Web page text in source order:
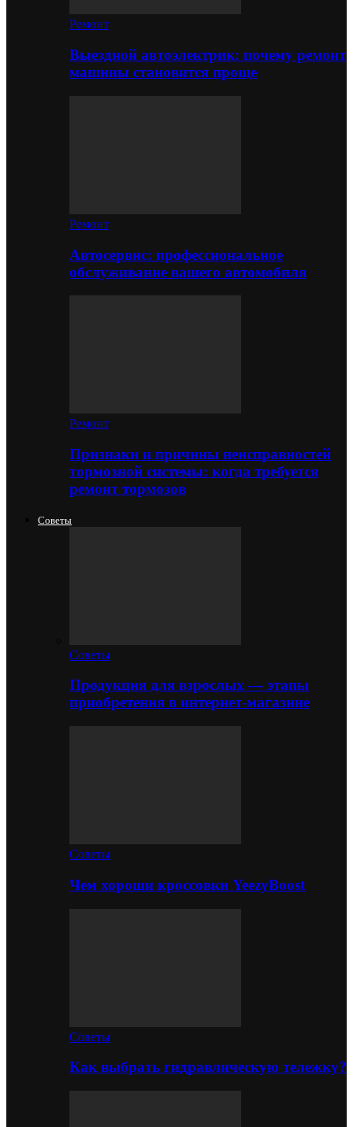
Ремонт
Выездной автоэлектрик: почему ремонт
машины становится проще
Ремонт
Автосервис: профессиональное
обслуживание вашего автомобиля
Ремонт
Признаки и причины неисправностей
тормозной системы: когда требуется
ремонт тормозов
Советы
Советы
Продукция для взрослых — этапы
приобретения в интернет-магазине
Советы
Чем хороши кроссовки YeezyBoost
Советы
Как выбрать гидравлическую тележку?